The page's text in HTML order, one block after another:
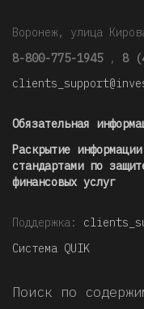
Воронеж, улица
8-800-775-1945 , 8
Обязательная
Раскрытие
стандартами по
финансовых услуг
Поддержка:
Система QUIK
Поиск по